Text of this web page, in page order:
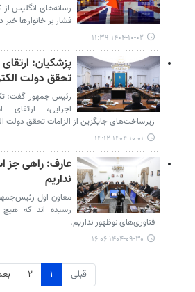
رسانه‌های انگلیس
فشار بر خانوارها خبر
۱۴۰۴-۱۰-۰۲ ۱۱:۳۹
پزشکیان:
تحقق دولت
رئیس جمهور گفت:
اجرایی،
زیرساخت‌های جایگزین از الزامات تحقق دولت
۱۴۰۴-۱۰-۰۱ ۱۴:۱۲
عارف: راهی جز
نداریم
معاون اول
رسیده اند که هیچ
فناوری‌های نوظهور نداریم.
۱۴۰۴-۰۹-۳۰ ۱۶:۰۶
قبلی ۱ ۲